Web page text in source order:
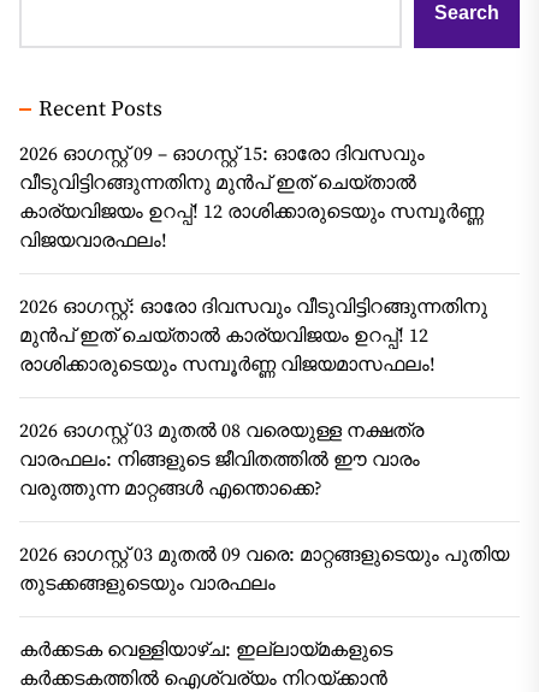
Search
Recent Posts
2026 ഓഗസ്റ്റ് 09 – ഓഗസ്റ്റ് 15: ഓരോ ദിവസവും
വീടുവിട്ടിറങ്ങുന്നതിനു മുൻപ് ഇത് ചെയ്താൽ
കാര്യവിജയം ഉറപ്പ്! 12 രാശിക്കാരുടെയും സമ്പൂർണ്ണ
വിജയവാരഫലം!
2026 ഓഗസ്റ്റ്: ഓരോ ദിവസവും വീടുവിട്ടിറങ്ങുന്നതിനു
മുൻപ് ഇത് ചെയ്താൽ കാര്യവിജയം ഉറപ്പ്! 12
രാശിക്കാരുടെയും സമ്പൂർണ്ണ വിജയമാസഫലം!
2026 ഓഗസ്റ്റ് 03 മുതൽ 08 വരെയുള്ള നക്ഷത്ര
വാരഫലം: നിങ്ങളുടെ ജീവിതത്തിൽ ഈ വാരം
വരുത്തുന്ന മാറ്റങ്ങൾ എന്തൊക്കെ?
2026 ഓഗസ്റ്റ് 03 മുതൽ 09 വരെ: മാറ്റങ്ങളുടെയും പുതിയ
തുടക്കങ്ങളുടെയും വാരഫലം
കർക്കടക വെള്ളിയാഴ്ച: ഇല്ലായ്മകളുടെ
കർക്കടകത്തിൽ ഐശ്വര്യം നിറയ്ക്കാൻ